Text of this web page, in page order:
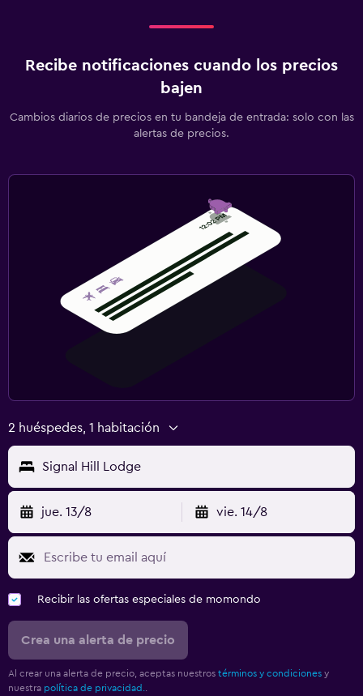
Recibe notificaciones cuando los precios
bajen
Cambios diarios de precios en tu bandeja de entrada: solo con las
alertas de precios.
2 huéspedes, 1 habitación
Signal Hill Lodge
jue. 13/8 vie. 14/8
Recibir las ofertas especiales de momondo
Crea una alerta de precio
Al crear una alerta de precio, aceptas nuestros términos y condiciones y
nuestra política de privacidad.